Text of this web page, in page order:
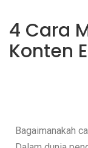
4 Cara
Konten
Bagaimanakah